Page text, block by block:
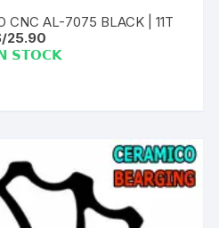
CNC AL-7075 BLACK | 11T
25.90
𝗦𝗧𝗢𝗖𝗞